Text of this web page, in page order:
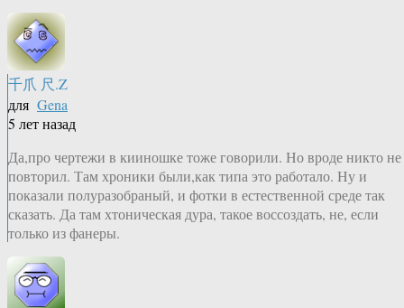
千爪 尺.Z
для Gena
5 лет назад
Да,про чертежи в кииношке тоже говорили. Но вроде никто не
повторил. Там хроники были,как типа это работало. Ну и
показали полуразобраный, и фотки в естественной среде так
сказать. Да там хтоническая дура, такое воссоздать, не, если
только из фанеры.